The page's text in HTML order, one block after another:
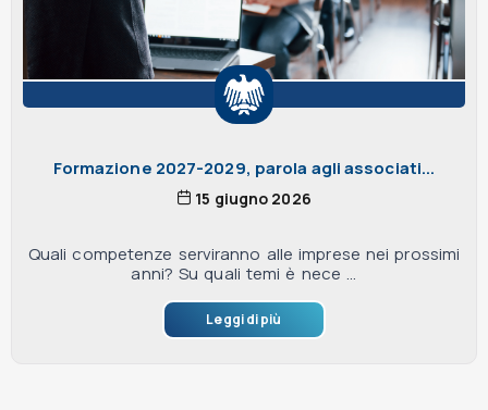
Formazione 2027-2029, parola agli associati...
15 giugno 2026
Quali competenze serviranno alle imprese nei prossimi
anni? Su quali temi è nece ...
Leggi di più